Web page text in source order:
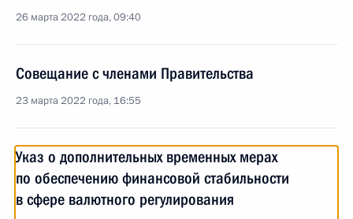
26 марта 2022 года, 09:40
Совещание с членами Правительства
23 марта 2022 года, 16:55
Указ о дополнительных временных мерах
по обеспечению финансовой стабильности
в сфере валютного регулирования